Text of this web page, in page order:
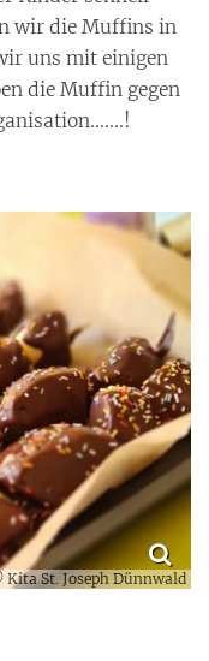
wir die Muffins in
uns mit einigen
die Muffin gegen
St. Joseph Dünnwald